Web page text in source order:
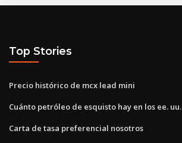
Top Stories
Precio histórico de mcx lead mini
Cuánto petróleo de esquisto hay en los ee. uu.
Carta de tasa preferencial nosotros